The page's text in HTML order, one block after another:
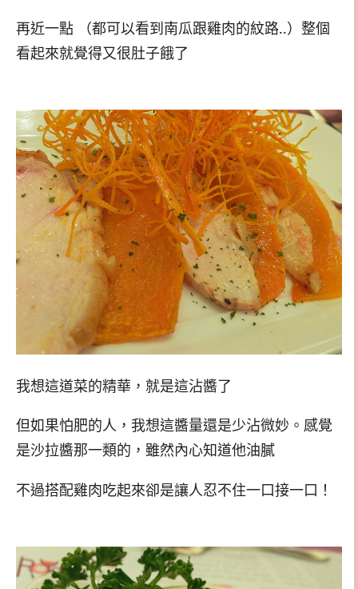
再近一點 （都可以看到南瓜跟雞肉的紋路..）整個
看起來就覺得又很肚子餓了
我想這道菜的精華，就是這沾醬了
但如果怕肥的人，我想這醬量還是少沾微妙。感覺
是沙拉醬那一類的，雖然內心知道他油膩
不過搭配雞肉吃起來卻是讓人忍不住一口接一口！